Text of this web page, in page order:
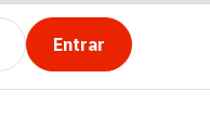
Entrar